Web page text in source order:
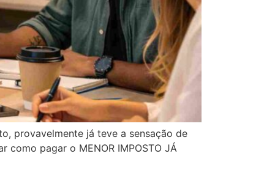
provavelmente já teve a sensação de
como pagar o MENOR IMPOSTO JÁ